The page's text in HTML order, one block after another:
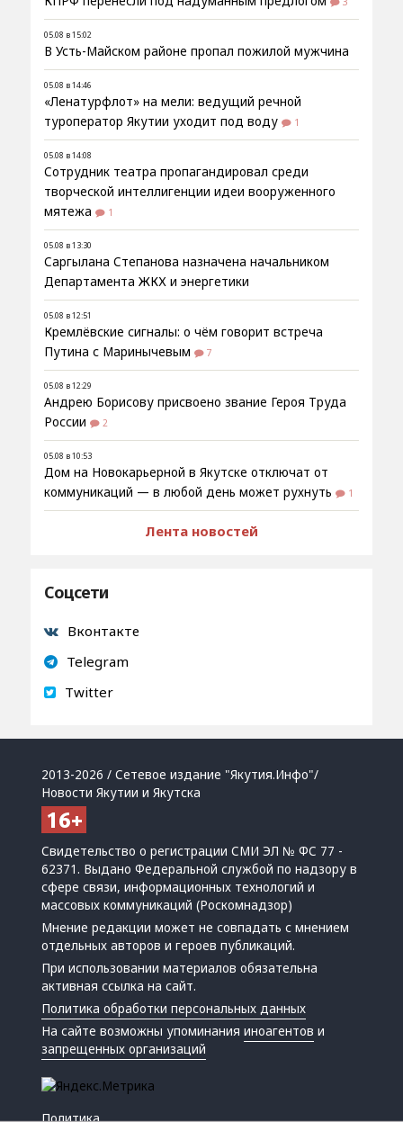
05.08 в 15:02
В Усть-Майском районе пропал пожилой мужчина
05.08 в 14:46
«Ленатурфлот» на мели: ведущий речной
туроператор Якутии уходит под воду
1
05.08 в 14:08
Сотрудник театра пропагандировал среди
творческой интеллигенции идеи вооруженного
мятежа
1
05.08 в 13:30
Саргылана Степанова назначена начальником
Департамента ЖКХ и энергетики
05.08 в 12:51
Кремлёвские сигналы: о чём говорит встреча
Путина с Маринычевым
7
05.08 в 12:29
Андрею Борисову присвоено звание Героя Труда
России
2
05.08 в 10:53
Дом на Новокарьерной в Якутске отключат от
коммуникаций — в любой день может рухнуть
1
Лента новостей
Соцсети
Вконтакте
Telegram
Twitter
2013-2026 / Сетевое издание "Якутия.Инфо"/
Новости Якутии и Якутска
Свидетельство о регистрации СМИ ЭЛ № ФС 77 -
62371. Выдано Федеральной службой по надзору в
сфере связи, информационных технологий и
массовых коммуникаций (Роскомнадзор)
Мнение редакции может не совпадать с мнением
отдельных авторов и героев публикаций.
При использовании материалов обязательна
активная ссылка на сайт.
Политика обработки персональных данных
На сайте возможны упоминанияиноагентов и
запрещенных организаций
Политика